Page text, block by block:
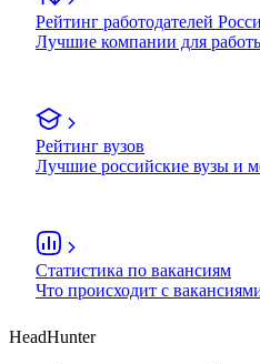
Рейтинг работодателей
Лучшие компании для
Рейтинг вузов
Лучшие российские вузы и
Статистика по вакансиям
Что происходит с
HeadHunter